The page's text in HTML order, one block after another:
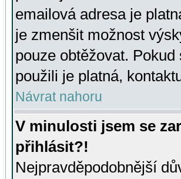
emailová adresa je
je zmenšit možnost
pouze obtěžovat.
použili je platná,
Návrat nahoru
V minulosti jsem se
přihlásit?!
Nejpravděpodobnější